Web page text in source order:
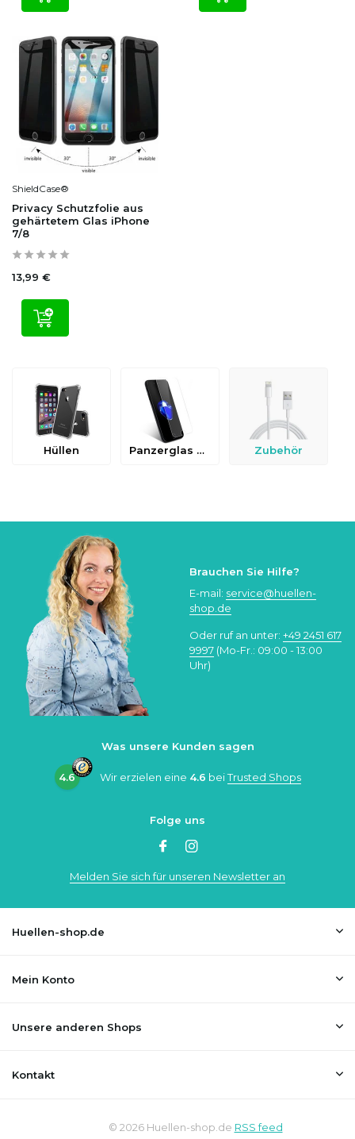
ShieldCase®
Privacy Schutzfolie aus
gehärtetem Glas iPhone
7/8
13,99 €
Hüllen Panzerglas & Schutzfolien Zubehör
Brauchen Sie Hilfe?
E-mail: service@huellen-
shop.de
Oder ruf an unter: +49 2451 617
9997 (Mo-Fr.: 09:00 - 13:00
Uhr)
Was unsere Kunden sagen
4.6 Wir erzielen eine 4.6 beiTrusted Shops
Folge uns
Melden Sie sich für unseren Newsletter an
Huellen-shop.de
Mein Konto
Unsere anderen Shops
Kontakt
© 2026 Huellen-shop.de RSS feed